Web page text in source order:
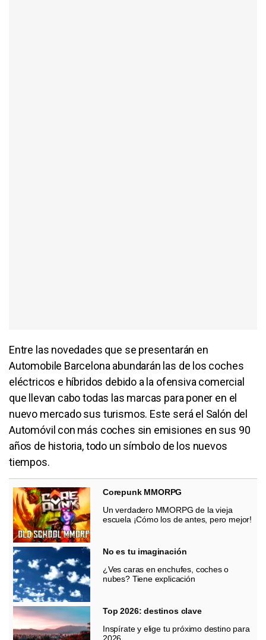
Entre las novedades que se presentarán en
Automobile Barcelona abundarán las de los coches
eléctricos e híbridos debido a la ofensiva comercial
que llevan cabo todas las marcas para poner en el
nuevo mercado sus turismos. Este será el Salón del
Automóvil con más coches sin emisiones en sus 90
años de historia, todo un símbolo de los nuevos
tiempos.
Corepunk MMORPG
Un verdadero MMORPG de la vieja
escuela ¡Cómo los de antes, pero mejor!
No es tu imaginación
¿Ves caras en enchufes, coches o
nubes? Tiene explicación
Top 2026: destinos clave
Inspírate y elige tu próximo destino para